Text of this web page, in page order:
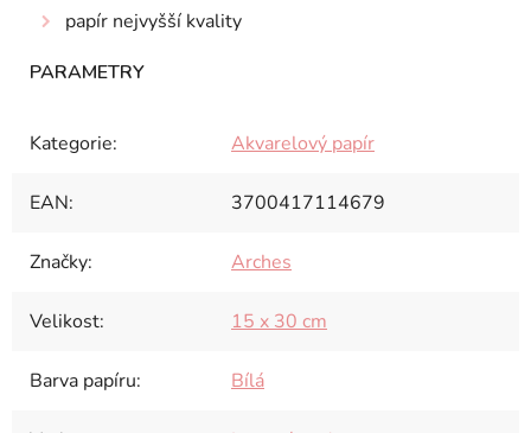
papír nejvyšší kvality
Kategorie: Akvarelový papír
EAN: 3700417114679
Značky: Arches
Velikost: 15 x 30 cm
Barva papíru: Bílá